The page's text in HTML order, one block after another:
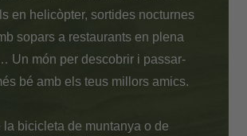
en helicòpter, sortides nocturnes
sopars a restaurants en plena
Un món per descobrir i passar-
bé amb els teus millors amics.
la bicicleta de muntanya o de